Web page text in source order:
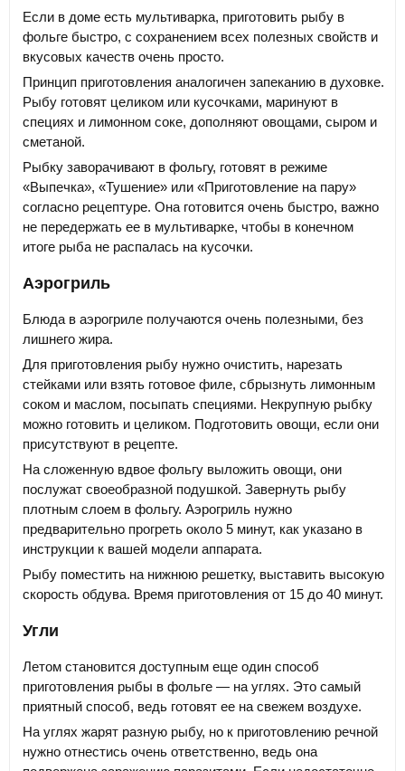
Если в доме есть мультиварка, приготовить рыбу в
фольге быстро, с сохранением всех полезных свойств и
вкусовых качеств очень просто.
Принцип приготовления аналогичен запеканию в духовке.
Рыбу готовят целиком или кусочками, маринуют в
специях и лимонном соке, дополняют овощами, сыром и
сметаной.
Рыбку заворачивают в фольгу, готовят в режиме
«Выпечка», «Тушение» или «Приготовление на пару»
согласно рецептуре. Она готовится очень быстро, важно
не передержать ее в мультиварке, чтобы в конечном
итоге рыба не распалась на кусочки.
Аэрогриль
Блюда в аэрогриле получаются очень полезными, без
лишнего жира.
Для приготовления рыбу нужно очистить, нарезать
стейками или взять готовое филе, сбрызнуть лимонным
соком и маслом, посыпать специями. Некрупную рыбку
можно готовить и целиком. Подготовить овощи, если они
присутствуют в рецепте.
На сложенную вдвое фольгу выложить овощи, они
послужат своеобразной подушкой. Завернуть рыбу
плотным слоем в фольгу. Аэрогриль нужно
предварительно прогреть около 5 минут, как указано в
инструкции к вашей модели аппарата.
Рыбу поместить на нижнюю решетку, выставить высокую
скорость обдува. Время приготовления от 15 до 40 минут.
Угли
Летом становится доступным еще один способ
приготовления рыбы в фольге — на углях. Это самый
приятный способ, ведь готовят ее на свежем воздухе.
На углях жарят разную рыбу, но к приготовлению речной
нужно отнестись очень ответственно, ведь она